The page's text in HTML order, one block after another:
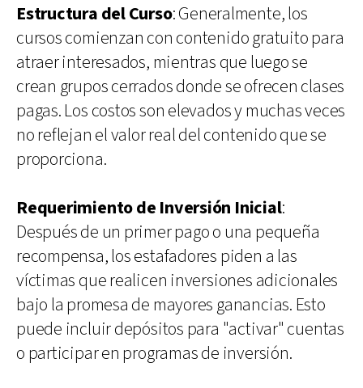
Estructura del Curso: Generalmente, los
cursos comienzan con contenido gratuito para
atraer interesados, mientras que luego se
crean grupos cerrados donde se ofrecen clases
pagas. Los costos son elevados y muchas veces
no reflejan el valor real del contenido que se
proporciona.
Requerimiento de Inversión Inicial:
Después de un primer pago o una pequeña
recompensa, los estafadores piden a las
víctimas que realicen inversiones adicionales
bajo la promesa de mayores ganancias. Esto
puede incluir depósitos para "activar" cuentas
o participar en programas de inversión.